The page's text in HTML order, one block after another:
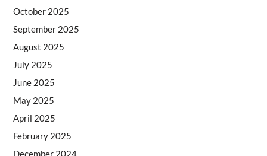
October 2025
September 2025
August 2025
July 2025
June 2025
May 2025
April 2025
February 2025
December 2024